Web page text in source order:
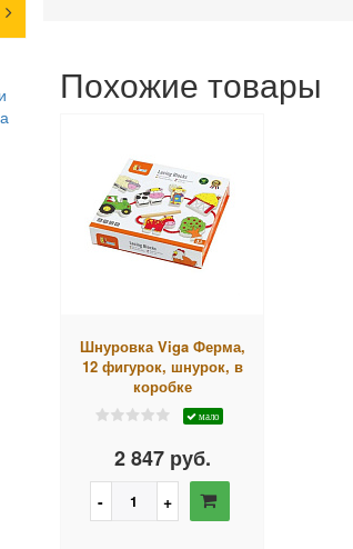
Похожие товары
Шнуровка Viga Ферма,
12 фигурок, шнурок, в
коробке
мало
2 847 руб.